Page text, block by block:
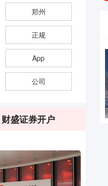
郑州
正规
App
公司
财盛证券开户